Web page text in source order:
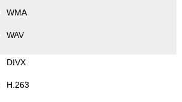
WMA
WAV
DIVX
H.263